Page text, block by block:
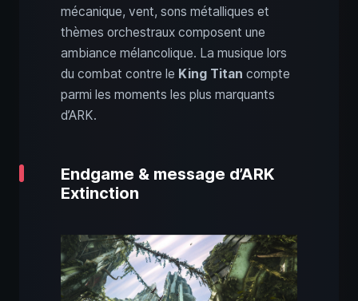
mécanique, vent, sons métalliques et
thèmes orchestraux composent une
ambiance mélancolique. La musique lors
du combat contre le King Titan compte
parmi les moments les plus marquants
d’ARK.
Endgame & message d’ARK
Extinction